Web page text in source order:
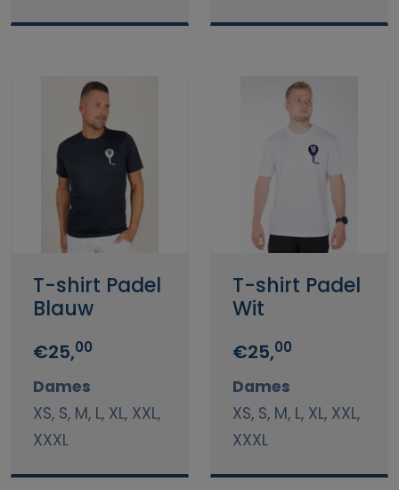
T-shirt Padel
Blauw
€25,00
Dames
XS, S, M, L, XL, XXL,
XXXL
T-shirt Padel
Wit
€25,00
Dames
XS, S, M, L, XL, XXL,
XXXL